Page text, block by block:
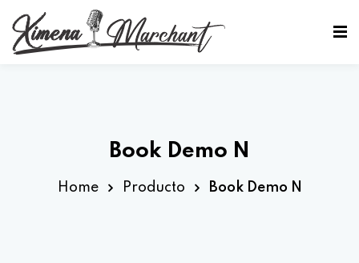
Book Demo N
Home Producto Book Demo N
Sign in Sign up